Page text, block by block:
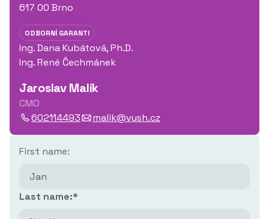
617 00 Brno
ODBORNÍ GARANTI
Ing. Dana Kubátová, Ph.D.
Ing. René Čechmánek
Jaroslav Malík
CMO
602114493
malik@vush.cz
First name:
Last name:*